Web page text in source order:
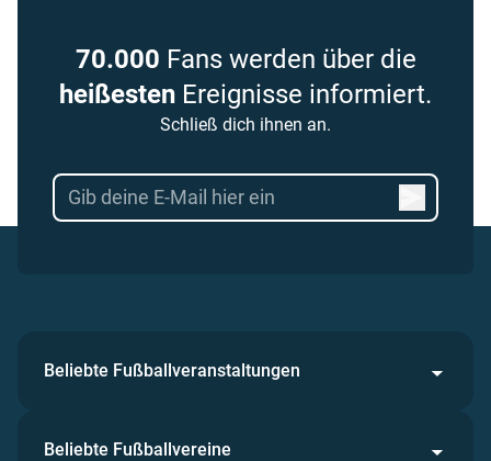
70.000 Fans werden über die
heißesten Ereignisse informiert.
Schließ dich ihnen an.
Beliebte Fußballveranstaltungen
Beliebte Fußballvereine